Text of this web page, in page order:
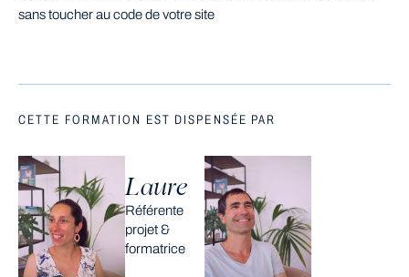
sans toucher au code de votre site
CETTE FORMATION EST DISPENSÉE PAR
Laure
Référente
projet &
formatrice